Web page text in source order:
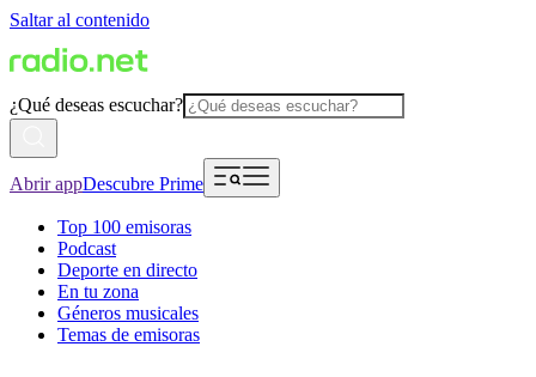
Saltar al contenido
¿Qué deseas escuchar?
Abrir appDescubre Prime
Top 100 emisoras
Podcast
Deporte en directo
En tu zona
Géneros musicales
Temas de emisoras